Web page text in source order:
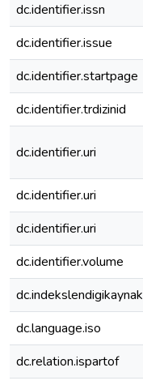
dc.identifier.issn
dc.identifier.issue
dc.identifier.startpage
dc.identifier.trdizinid
dc.identifier.uri
dc.identifier.uri
dc.identifier.uri
dc.identifier.volume
dc.indekslendigikaynak
dc.language.iso
dc.relation.ispartof